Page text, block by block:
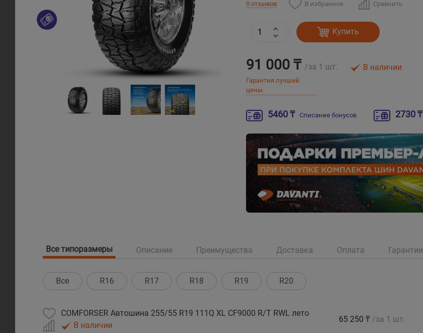
0 отзывов В избранное Сравнить
Купить
91 000 ₸ /за 1 шт.
Гарантия лучшей
цены
В наличии
5460 ₸ Списание бонусов 2730 ₸
Все типоразмеры Описание Преимущества Доставка Оплата Гарантии
Все R16 R17 R18 R19 R20
COMFORSER Автошина 255/55 R19 111Q XL CF9000 R/T RWL лето
В наличии
65 250 ₸ /за 1 шт.